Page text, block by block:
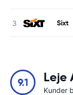
Sixt
9.1 Leje
Kunder